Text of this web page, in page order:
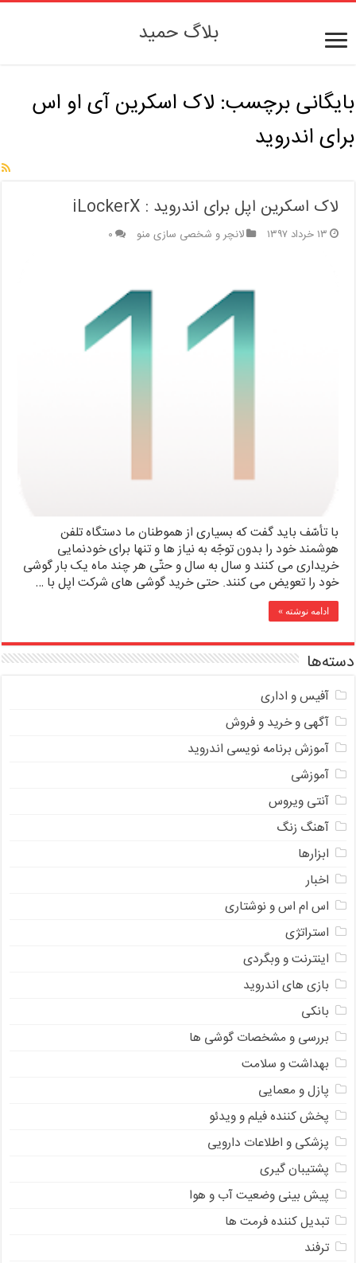
بلاگ حمید
بایگانی برچسب: لاک اسکرین آی او اس
برای اندروید
لاک اسکرین اپل برای اندروید : iLockerX
۱۳ خرداد ۱۳۹۷ لانچر و شخصی سازی منو ۰
با تأسّف باید گفت که بسیاری از هموطنان ما دستگاه تلفن
هوشمند خود را بدون توجّه به نیاز ها و تنها برای خودنمایی
خریداری می کنند و سال به سال و حتّی هر چند ماه یک بار گوشی
خود را تعویض می کنند. حتی خرید گوشی های شرکت اپل با …
ادامه نوشته »
دسته‌ها
آفیس و اداری
آگهی و خرید و فروش
آموزش برنامه نویسی اندروید
آموزشی
آنتی ویروس
آهنگ زنگ
ابزارها
اخبار
اس ام اس و نوشتاری
استراتژی
اینترنت و وبگردی
بازی های اندروید
بانکی
بررسی و مشخصات گوشی ها
بهداشت و سلامت
پازل و معمایی
پخش کننده فیلم و ویدئو
پزشکی و اطلاعات دارویی
پشتیبان گیری
پیش بینی وضعیت آب و هوا
تبدیل کننده فرمت ها
ترفند